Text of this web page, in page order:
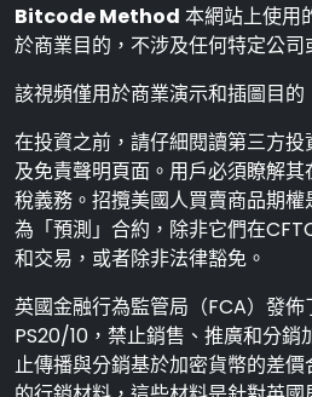
Bitcode Method 本網站上使用
於商業目的，不涉及任何特定公司
該視頻僅用於商業演示和插圖目的
在投資之前，請仔細閱讀第三方
及免責聲明頁面。用戶必須瞭解
稅義務。招攬美國人買賣商品期
為「預測」合約，除非它們在
和交易，或者除非法律豁免。
英國金融行為監管局（FCA）發佈
PS20/10，禁止銷售、推廣和分銷
止傳播與分銷基於加密貨幣的差